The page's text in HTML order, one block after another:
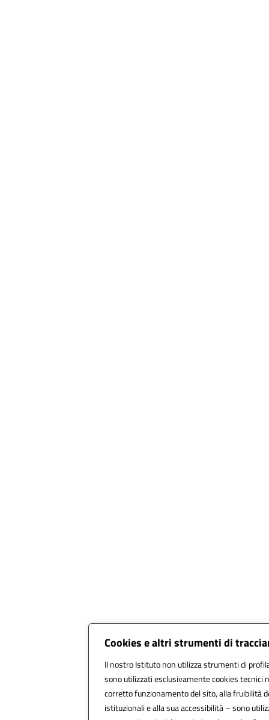
Cookies e altri strumenti di
Il nostro Istituto non utilizza strumenti di
sono utilizzati esclusivamente cookies tecnici
corretto funzionamento del sito, alla fruibilità
istituzionali e alla sua accessibilità – sono